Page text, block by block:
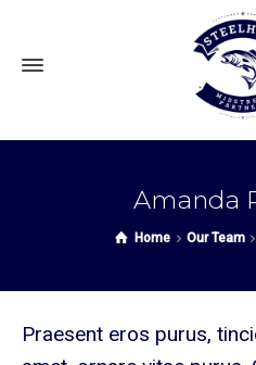
Amanda
Home Our Team
Praesent eros purus,